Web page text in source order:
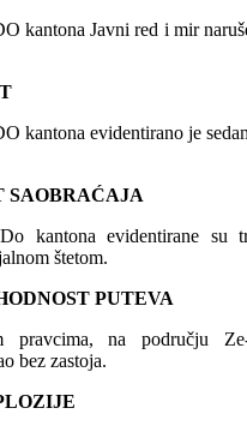
kantona Javni red i mir
kantona evidentirano je
SAOBRAĆAJA
kantona evidentirane su
štetom.
PUTEVA
pravcima, na području
bez zastoja.